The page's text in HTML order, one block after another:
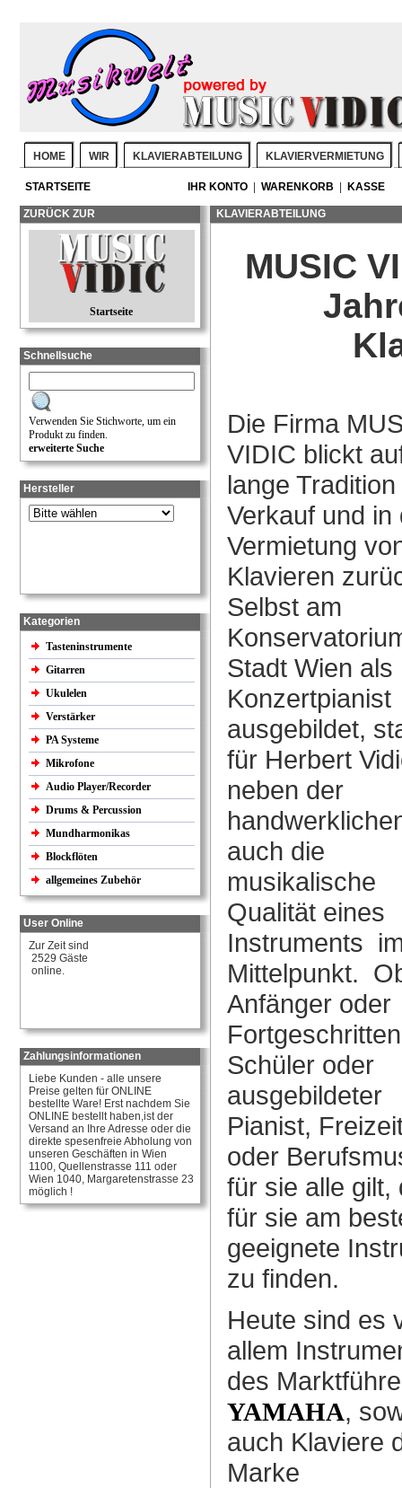
HOME WIR KLAVIERABTEILUNG KLAVIERVERMIETUNG
STARTSEITE IHR KONTO WARENKORB KASSE
ZURÜCK ZUR
Startseite
Schnellsuche
Verwenden Sie Stichworte, um ein
Produkt zu finden.
erweiterte Suche
Hersteller
Kategorien
Tasteninstrumente
Gitarren
Ukulelen
Verstärker
PA Systeme
Mikrofone
Audio Player/Recorder
Drums & Percussion
Mundharmonikas
Blockflöten
allgemeines Zubehör
User Online
Zur Zeit sind
2529 Gäste
online.
Zahlungsinformationen
Liebe Kunden - alle unsere
Preise gelten für ONLINE
bestellte Ware! Erst nachdem Sie
ONLINE bestellt haben,ist der
Versand an Ihre Adresse oder die
direkte spesenfreie Abholung von
unseren Geschäften in Wien
1100, Quellenstrasse 111 oder
Wien 1040, Margaretenstrasse 23
möglich !
KLAVIERABTEILUNG
MUSIC
Die Firma
VIDIC blickt
lange Tradition
Verkauf und in
Vermietung
Klavieren
Selbst am
Stadt Wien als
Konzertpianist
ausgebildet,
für Herbert
neben der
auch die
musikalische
Qualität eines
Instruments
Mittelpunkt.
Anfänger oder
Schüler oder
ausgebildeter
Pianist,
oder
für sie alle gilt,
für sie am
geeignete
zu finden.
Heute sind es
allem
des
YAMAHA,
auch Klaviere
Marke